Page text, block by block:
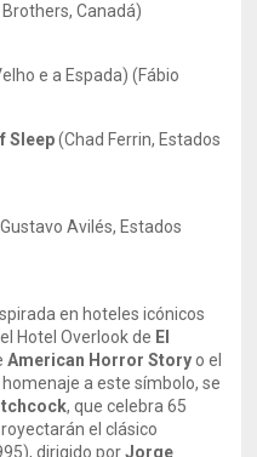
Canadá)
e a Espada) (Fábio
Sleep(Chad Ferrin, Estados
Avilés, Estados
en hoteles icónicos
Hotel Overlook de El
American Horror Storyo el
homenaje a este símbolo, se
, que celebra 65
el clásico
dirigido porJorge